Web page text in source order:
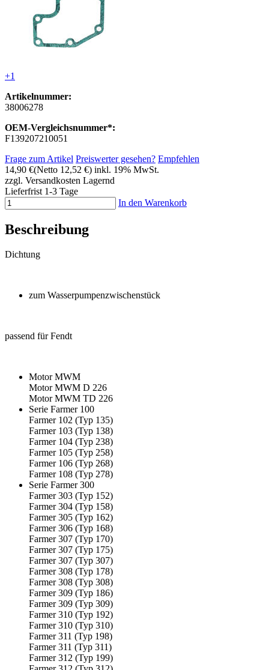
+1
Artikelnummer:
38006278
OEM-Vergleichsnummer*:
F139207210051
Frage zum Artikel Preiswerter gesehen? Empfehlen
14,90 €(Netto 12,52 €) inkl. 19% MwSt.
zzgl. Versandkosten Lagernd
Lieferfrist 1-3 Tage
In den Warenkorb
Beschreibung
Dichtung
zum Wasserpumpenzwischenstück
passend für Fendt
Motor MWM
Motor MWM D 226
Motor MWM TD 226
Serie Farmer 100
Farmer 102 (Typ 135)
Farmer 103 (Typ 138)
Farmer 104 (Typ 238)
Farmer 105 (Typ 258)
Farmer 106 (Typ 268)
Farmer 108 (Typ 278)
Serie Farmer 300
Farmer 303 (Typ 152)
Farmer 304 (Typ 158)
Farmer 305 (Typ 162)
Farmer 306 (Typ 168)
Farmer 307 (Typ 170)
Farmer 307 (Typ 175)
Farmer 307 (Typ 307)
Farmer 308 (Typ 178)
Farmer 308 (Typ 308)
Farmer 309 (Typ 186)
Farmer 309 (Typ 309)
Farmer 310 (Typ 192)
Farmer 310 (Typ 310)
Farmer 311 (Typ 198)
Farmer 311 (Typ 311)
Farmer 312 (Typ 199)